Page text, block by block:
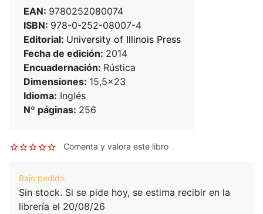
EAN: 9780252080074
ISBN: 978-0-252-08007-4
Editorial: University of Illinois Press
Fecha de edición: 2014
Encuadernación: Rústica
Dimensiones: 15,5x23
Idioma: Inglés
Nº páginas: 256
Comenta y valora este libro
Bajo pedido
Sin stock. Si se pide hoy, se estima recibir en la
librería el 20/08/26